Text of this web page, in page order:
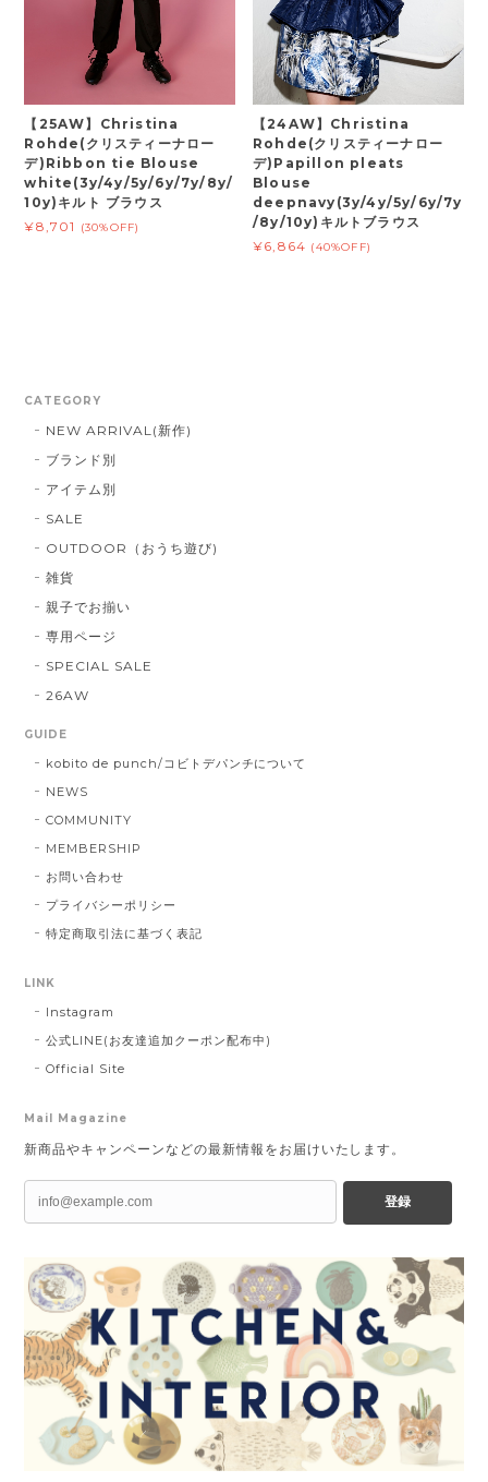
【25AW】Christina
Rohde(クリスティーナロー
デ)Ribbon tie Blouse
white(3y/4y/5y/6y/7y/8y/
10y)キルト ブラウス
¥8,701
(30%OFF)
【24AW】Christina
Rohde(クリスティーナロー
デ)Papillon pleats
Blouse
deepnavy(3y/4y/5y/6y/7y
/8y/10y)キルトブラウス
¥6,864 (40%OFF)
CATEGORY
NEW ARRIVAL(新作)
ブランド別
アイテム別
SALE
OUTDOOR（おうち遊び)
雑貨
親子でお揃い
専用ページ
SPECIAL SALE
26AW
GUIDE
kobito de punch/コビトデパンチについて
NEWS
COMMUNITY
MEMBERSHIP
お問い合わせ
プライバシーポリシー
特定商取引法に基づく表記
LINK
Instagram
公式LINE(お友達追加クーポン配布中)
Official Site
Mail Magazine
新商品やキャンペーンなどの最新情報をお届けいたします。
登録